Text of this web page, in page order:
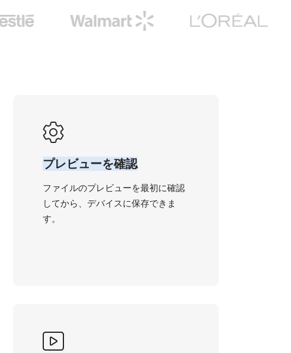
プレビューを確認
ファイルのプレビューを最初に確認
してから、デバイスに保存できま
す。